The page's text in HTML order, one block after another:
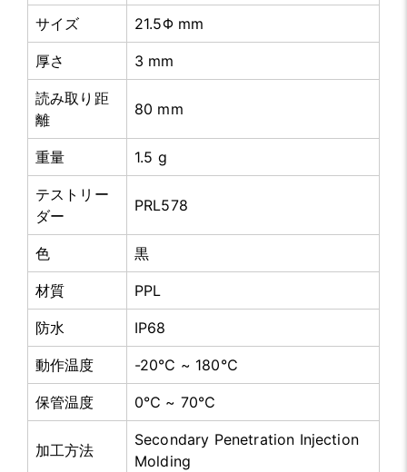
サイズ 21.5Φ mm
厚さ 3 mm
読み取り距
離
80 mm
重量 1.5 g
テストリー
ダー
PRL578
色 黒
材質 PPL
防水 IP68
動作温度 -20℃ ~ 180℃
保管温度 0℃ ~ 70℃
加工方法
Secondary Penetration Injection
Molding